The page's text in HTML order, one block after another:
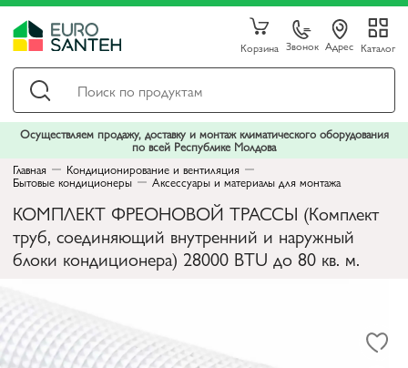
Корзина Звонок Адрес Каталог
Осуществляем продажу, доставку и монтаж климатического оборудования
по всей Республике Молдова
Главная
Кондиционирование и вентиляция
Бытовые кондиционеры Аксессуары и материалы для монтажа
КОМПЛЕКТ ФРЕОНОВОЙ ТРАССЫ (Комплект
труб, соединяющий внутренний и наружный
блоки кондиционера) 28000 BTU до 80 кв. м.